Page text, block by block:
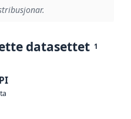
datasettet 1